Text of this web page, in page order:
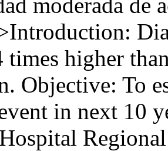
higher
Objective: To
in next 10